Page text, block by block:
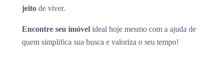
jeito de viver.
Encontre seu imóvel ideal hoje mesmo com a ajuda de
quem simplifica sua busca e valoriza o seu tempo!